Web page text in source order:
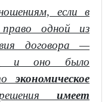
если в
право одной из
договора —
и оно было
экономическое
имеет